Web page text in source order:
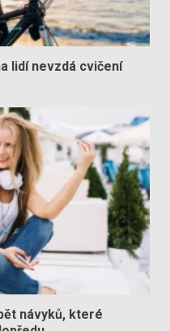
lidí nevzdá cvičení
návyků, které